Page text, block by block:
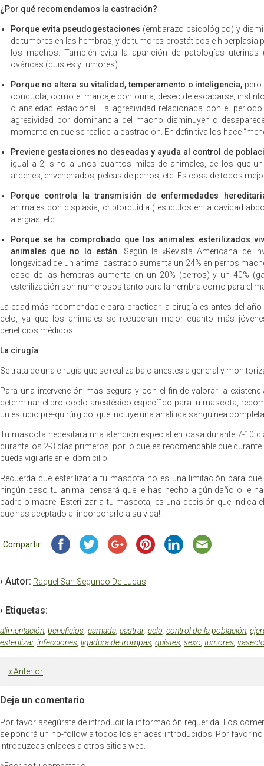
¿Por qué recomendamos la castración?
Porque evita pseudogestaciones (embarazo psicológico) y
de tumores en las hembras, y de tumores prostáticos e hiperplasia
los machos. También evita la aparición de patologías
ováricas (quistes y tumores).
Porque no altera su vitalidad, temperamento o inteligencia,
conducta, como el marcaje con orina, deseo de escaparse,
o ansiedad estacional. La agresividad relacionada con el
agresividad por dominancia del macho disminuyen o
momento en que se realice la castración. En definitiva los hace
Previene gestaciones no deseadas y ayuda al control de
igual a 2, sino a unos cuantos miles de animales, de los que
arcenes, envenenados, peleas de perros, etc. Es cosa de todos
Porque controla la transmisión de enfermedades
animales con displasia, criptorquidia (testículos en la cavidad
alergias, etc.
Porque se ha comprobado que los animales esterilizados
animales que no lo están. Según la «Revista Americana de
longevidad de un animal castrado aumenta un 24% en perros
caso de las hembras aumenta en un 20% (perros) y un 40%
esterilización son numerosos tanto para la hembra como para el
La edad más recomendable para practicar la cirugía es antes del
celo, ya que los animales se recuperan mejor cuanto más
beneficios médicos.
La cirugía
Se trata de una cirugía que se realiza bajo anestesia general y
Para una intervención más segura y con el fin de valorar la
determinar el protocolo anestésico específico para tu mascota,
un estudio pre-quirúrgico, que incluye una analítica sanguínea
Tu mascota necesitará una atención especial en casa durante 7-10
durante los 2-3 días primeros, por lo que es recomendable que
pueda vigilarle en el domicilio.
Recuerda que esterilizar a tu mascota no es una limitación para
ningún caso tu animal pensará que le has hecho algún daño o le
padre o madre. Esterilizar a tu mascota, es una decisión que indica
que has aceptado al incorporarlo a su vida!!!
Compartir:
› Autor: Raquel San Segundo De Lucas
› Etiquetas:
alimentación,beneficios, camada,castrar, celo, control de la población,
esterilizar, infecciones, ligadura de trompas, quistes, sexo, tumores,
«Anterior
Deja un comentario
Por favor asegúrate de introducir la información requerida. Los
se pondrá un no-follow a todos los enlaces introducidos. Por favor
introduzcas enlaces a otros sitios web.